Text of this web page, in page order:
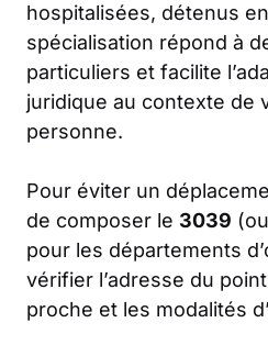
hospitalisées, détenus
spécialisation répond à
particuliers et facilite
juridique au contexte de
personne.
Pour éviter un
de composer le 3039
pour les départements
vérifier l’adresse du
proche et les modalités